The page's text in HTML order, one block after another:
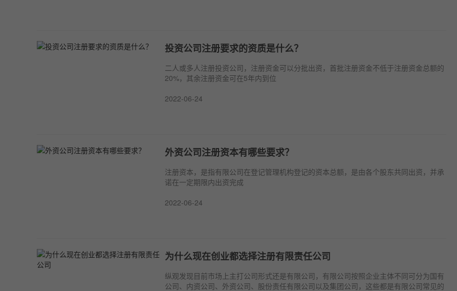
投资公司注册要求的资质是什么？
二人或多人注册投资公司，注册资金可以分批出资，首批注册资金不低于注册资金总额的
20%，其余注册资金可在5年内到位
2022-06-24
外资公司注册资本有哪些要求？
注册资本，是指有限公司在登记管理机构登记的资本总额，是由各个股东共同出资，并承
诺在一定期限内出资完成
2022-06-24
为什么现在创业都选择注册有限责任公司
纵观发现目前市场上主打公司形式还是有限公司，有限公司按照企业主体不同可分为国有
公司、内资公司、外资公司、股份责任有限公司以及集团公司，这些都是有限公司常见的